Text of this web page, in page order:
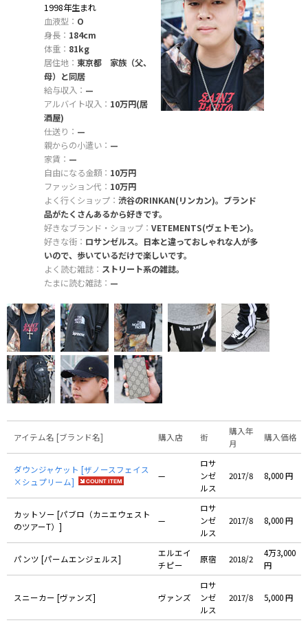
1998年生まれ
血液型： O
身長： 184cm
体重： 81kg
居住地： 東京都 家族（父、
母）と同居
給与収入： —
アルバイト収入： 10万円(居
酒屋)
仕送り： —
親からの小遣い： —
家賃： —
自由になる金額： 10万円
ファッション代： 10万円
よく行くショップ： 渋谷のRINKAN(リンカン)。ブランド
品がたくさんあるから好きです。
好きなブランド・ショップ： VETEMENTS(ヴェトモン)。
好きな街： ロサンゼルス。日本と違っておしゃれな人が多
いので、歩いているだけで楽しいです。
よく読む雑誌： ストリート系の雑誌。
たまに読む雑誌： —
アイテム名 [ブランド名] 購入店 街
購入年
月
購入価格
ダウンジャケット [ザノースフェイス
×シュプリーム]
—
ロサ
ンゼ
ルス
2017/8 8,000 円
カットソー [パブロ（カニエウェスト
のツアーT）]
—
ロサ
ンゼ
ルス
2017/8 8,000 円
パンツ [パームエンジェルス]
エルエイ
チピー
原宿 2018/2
4万3,000
円
スニーカー [ヴァンズ] ヴァンズ
ロサ
ンゼ
ルス
2017/8 5,000 円